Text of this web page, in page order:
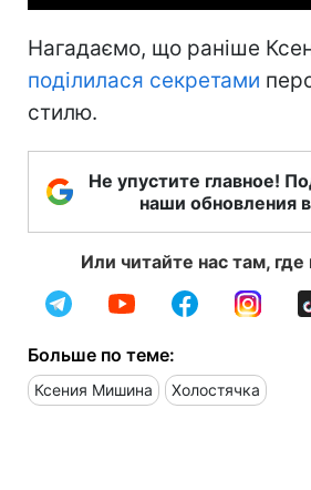
Нагадаємо, що раніше
поділилася секретами
стилю.
Не упустите главное!
наши обновления
Или читайте нас там,
Больше по теме:
Ксения Мишина Холостячка